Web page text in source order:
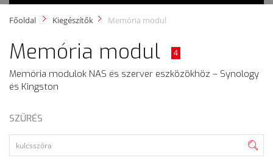
Főoldal Kiegészítők Memória modul
Memória modul 4
Memória modulok NAS és szerver eszközökhöz – Synology
és Kingston
SZŰRÉS